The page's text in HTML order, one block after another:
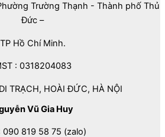
Trường Thạnh - Thành phố Thủ
Đức –
TP Hồ Chí Minh.
: 0318204083
TRẠCH, HOÀI ĐỨC, HÀ NỘI
Vũ Gia Huy
090 819 58 75 (zalo)